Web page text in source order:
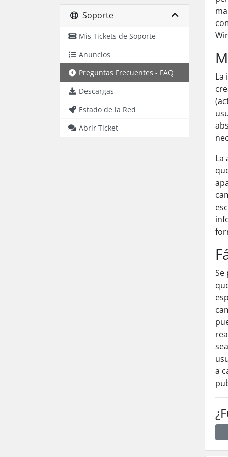
Soporte
Mis Tickets de Soporte
Anuncios
Preguntas Frecuentes - FAQ
Descargas
Estado de la Red
Abrir Ticket
La
La
Se
a